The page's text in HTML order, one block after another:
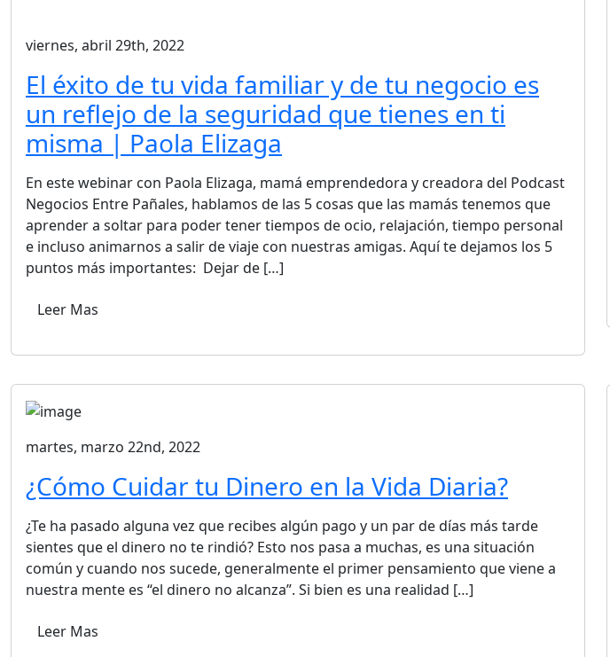
viernes, abril 29th, 2022
El éxito de tu vida familiar y de tu negocio es
un reflejo de la seguridad que tienes en ti
misma | Paola Elizaga
En este webinar con Paola Elizaga, mamá emprendedora y creadora del Podcast
Negocios Entre Pañales, hablamos de las 5 cosas que las mamás tenemos que
aprender a soltar para poder tener tiempos de ocio, relajación, tiempo personal
e incluso animarnos a salir de viaje con nuestras amigas. Aquí te dejamos los 5
puntos más importantes: Dejar de […]
Leer Mas
martes, marzo 22nd, 2022
¿Cómo Cuidar tu Dinero en la Vida Diaria?
¿Te ha pasado alguna vez que recibes algún pago y un par de días más tarde
sientes que el dinero no te rindió? Esto nos pasa a muchas, es una situación
común y cuando nos sucede, generalmente el primer pensamiento que viene a
nuestra mente es “el dinero no alcanza”. Si bien es una realidad […]
Leer Mas